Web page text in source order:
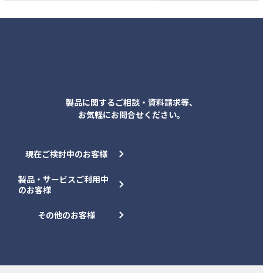
製品に関するご相談・資料請求等、
お気軽にお問合せください。
現在ご検討中のお客様
製品・サービスご利用中
のお客様
その他のお客様